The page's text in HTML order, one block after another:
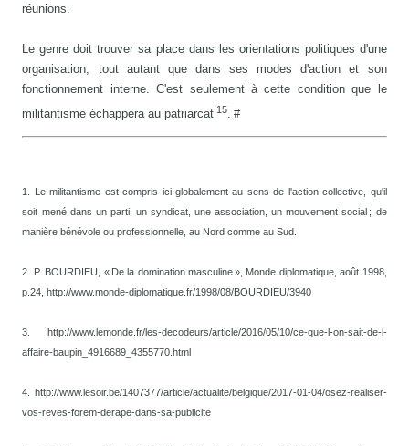
réunions.
Le genre doit trouver sa place dans les orientations politiques d'une
organisation, tout autant que dans ses modes d'action et son
fonctionnement interne. C'est seulement à cette condition que le
militantisme échappera au patriarcat15. #
1. Le militantisme est compris ici globalement au sens de l'action collective, qu'il
soit mené dans un parti, un syndicat, une association, un mouvement social ; de
manière bénévole ou professionnelle, au Nord comme au Sud.
2. P. BOURDIEU, « De la domination masculine », Monde diplomatique, août 1998,
p.24, http://www.monde-diplomatique.fr/1998/08/BOURDIEU/3940
3. http://www.lemonde.fr/les-decodeurs/article/2016/05/10/ce-que-l-on-sait-de-l-
affaire-baupin_4916689_4355770.html
4. http://www.lesoir.be/1407377/article/actualite/belgique/2017-01-04/osez-realiser-
vos-reves-forem-derape-dans-sa-publicite